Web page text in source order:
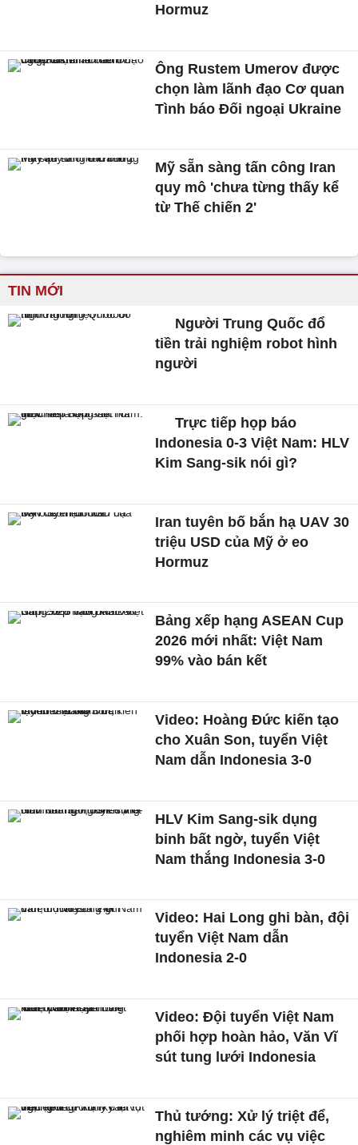
Hormuz
Ông Rustem Umerov được
chọn làm lãnh đạo Cơ quan
Tình báo Đối ngoại Ukraine
Mỹ sẵn sàng tấn công Iran
quy mô 'chưa từng thấy kể
từ Thế chiến 2'
TIN MỚI
Người Trung Quốc đổ
tiền trải nghiệm robot hình
người
Trực tiếp họp báo
Indonesia 0-3 Việt Nam: HLV
Kim Sang-sik nói gì?
Iran tuyên bố bắn hạ UAV 30
triệu USD của Mỹ ở eo
Hormuz
Bảng xếp hạng ASEAN Cup
2026 mới nhất: Việt Nam
99% vào bán kết
Video: Hoàng Đức kiến tạo
cho Xuân Son, tuyển Việt
Nam dẫn Indonesia 3-0
HLV Kim Sang-sik dụng
binh bất ngờ, tuyển Việt
Nam thắng Indonesia 3-0
Video: Hai Long ghi bàn, đội
tuyển Việt Nam dẫn
Indonesia 2-0
Video: Đội tuyển Việt Nam
phối hợp hoàn hảo, Văn Vĩ
sút tung lưới Indonesia
Thủ tướng: Xử lý triệt để,
nghiêm minh các vụ việc